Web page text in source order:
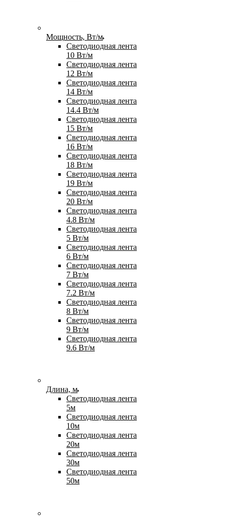
Мощность, Вт/м
Светодиодная лента
10 Вт/м
Светодиодная лента
12 Вт/м
Светодиодная лента
14 Вт/м
Светодиодная лента
14.4 Вт/м
Светодиодная лента
15 Вт/м
Светодиодная лента
16 Вт/м
Светодиодная лента
18 Вт/м
Светодиодная лента
19 Вт/м
Светодиодная лента
20 Вт/м
Светодиодная лента
4.8 Вт/м
Светодиодная лента
5 Вт/м
Светодиодная лента
6 Вт/м
Светодиодная лента
7 Вт/м
Светодиодная лента
7.2 Вт/м
Светодиодная лента
8 Вт/м
Светодиодная лента
9 Вт/м
Светодиодная лента
9.6 Вт/м
Длина, м
Светодиодная лента
5м
Светодиодная лента
10м
Светодиодная лента
20м
Светодиодная лента
30м
Светодиодная лента
50м